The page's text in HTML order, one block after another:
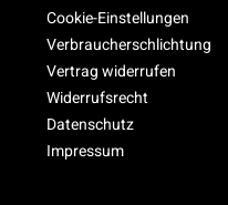
Cookie-Einstellungen
Verbraucherschlichtung
Vertrag widerrufen
Widerrufsrecht
Datenschutz
Impressum